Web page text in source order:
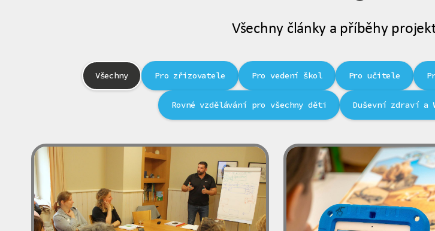
Všechny články a příběhy
Všechny Pro zřizovatele Pro vedení škol Pro učitele
Rovné vzdělávání pro všechny děti Duševní zdraví a